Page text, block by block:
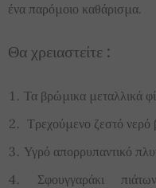
ένα παρόμοιο καθάρισμα.
Θα χρειαστείτε :
Τα βρώμικα μεταλλικά
Τρεχούμενο ζεστό νερό
Υγρό απορρυπαντικό
Σφουγγαράκι